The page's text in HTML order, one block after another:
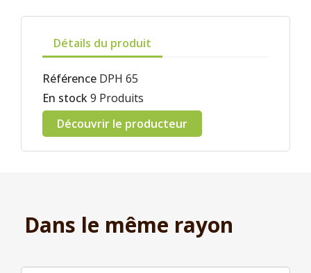
Détails du produit
Référence DPH 65
En stock9 Produits
Découvrir le producteur
Dans le même rayon